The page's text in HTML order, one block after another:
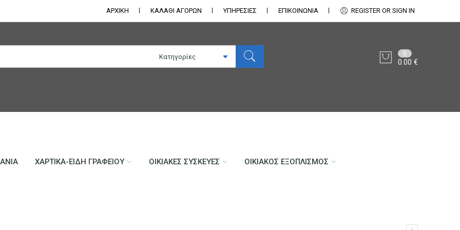
ΑΡΧΙΚΗ ΚΑΛΑΘΙ ΑΓΟΡΩΝ ΥΠΗΡΕΣΙΕΣ ΕΠΙΚΟΙΝΩΝΊΑ REGISTER OR SIGN IN
0
0.00€
ΧΑΡΤΙΚΆ-ΕΊΔΗ ΓΡΑΦΕΊΟΥ ΟΙΚΙΑΚΈΣ ΣΥΣΚΕΥΈΣ ΟΙΚΙΑΚΌΣ ΕΞΟΠΛΙΣΜΌΣ